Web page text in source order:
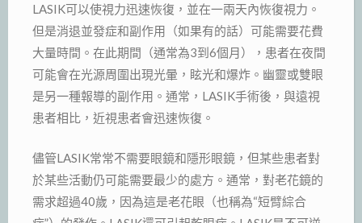
LASIK可以使視力迅速恢復，並在一兩天內恢復視力。
但是消退並發症和副作用（如果有的話）可能需要花費
大量時間。在此期間（通常為3到6個月），患者在夜間
可能會在光源周圍出現光暈，眩光和爆炸。幽靈或雙眼
是另一種報導的副作用。通常，LASIK手術後，與遠視
患者相比，近視患者會迅速恢復。
儘管LASIK常常不需要眼鏡和隱形眼鏡，但某些患者對
於某些活動仍可能需要最少的處方。通常，對老花鏡的
需求超過40歲，因為這是老花眼（也稱為“短臂綜合